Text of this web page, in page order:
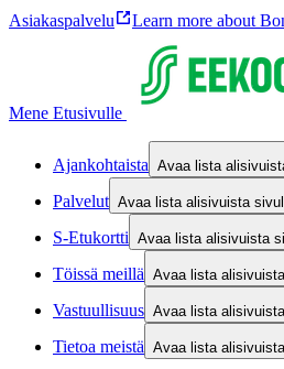
Asiakaspalvelu Learn more about
Mene Etusivulle
Ajankohtaista Avaa lista
Palvelut Avaa lista alisivuista
S-Etukortti Avaa lista alisivuista
Töissä meillä Avaa lista
Vastuullisuus Avaa lista
Tietoa meistä Avaa lista